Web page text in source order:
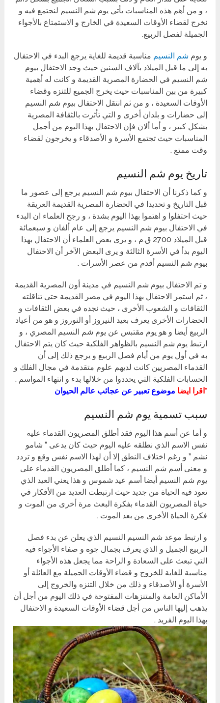
، و من أهم هذه المناسبات يأتي يوم شم النسيم لنجتمع فيه و
نخرج لقضاء الأوقات السعيدة في الخارج و الاستمتاع بالأجواء
الجميلة لفصل الربيع.
و يوم شم النسيم مناسبة قديمة للغاية يرجع البدء في الاحتفال
به إلى ما قبل الميلاد بآلاف السنين حيث وجد الاحتفال بيوم
شم النسيم في الحضارة المصرية القديمة و كانت له أهمية
كبيرة من بين المناسبات حيث يخرج الجميع للتنزه وقضاء
الأوقات السعيدة ، و من ثم انتقل الاحتفال بيوم شم النسيم
إلى حضارات و بلدان أخرى و التي تأثرت بالثقافة المصرية
بشكل كبير ، و أما ألان فإن الاحتفال بهذا اليوم من أجمل
المناسبات حيث تجتمع الأسرة و الأصدقاء و يخرجون لقضاء
وقت ممتع .
تاريخ يوم شم النسيم
و كما ذكرنا أن الاحتفال بيوم شم النسيم يرجع إلى عصور ما
قبل التاريخ و تحديدا في الحضارة المصرية القديمة العريقة
حيث احتفلوا و اهتموا بهذا اليوم بشدة ، و رجح العلماء ان البدء
في الاحتفال بيوم شم النسيم يرجع إلى عام ألفان و سبعمائة
قبل الميلاد 2700 ق.م ، و يرى بعض العلماء أن الاحتفال بهذا
اليوم بدأ في الأسرة الثالثة و يرى البعض الآخر أن الاحتفال
بيوم شم النسيم أقدم من عصر الأسرات .
و تم الاحتفال بيوم شم النسيم في مدينة أون المصرية القديمة
، ثم استمر الاحتفال بهذا اليوم في مصر القديمة حتى تناقلته
الثقافات و الشعوب الأخرى ، حيث نجده في بعض الثقافات و
الحضارات الأخرى يعرف بعيد النيروز أو النوروز و هو من أعياد
الربيع أيضا و هو يوم مقتبس عن يوم شم النسيم المصري ، و
ارتبط يوم شم النسيم بالظواهر الفلكية حيث كان يتم الاحتفال
به في أول يوم من أيام فصل الربيع و يرجع ذلك إلى أن
القدماء المصريين كانت لديهم علوم متقدمة في مجال الفلك و
الحسابات الفلكية التي يحددوا من خلالها بدء و انتهاء المواسم .
*اقرا ايضا موضوع تعبير عن عجائب عالم الحيوان
سبب تسمية يوم شم النسيم
و أما عن أسم هذا اليوم فقد أطلق المصريون القدماء عليه
نفس الاسم الذي نطلقه عليه اليوم حيث كان يدعى ” شامو
نشم ” و رغم اختلاف النطق إلا أن لهذا الاسم نفس وقع و تردد
و معنى أسم شم النسيم ، كما أطلق المصريون القدماء على
يوم شم النسيم أيضا أسم عيد شموس و هذا يعني العيد الذي
تعود فيه الحياة من جديد حيث ارتبطت العديد من الأفكار في
حياة المصريون القدماء بفكرة البعث مرة أخرى من الموت و
فكرة الحياة الأخرى من بعد الموت .
و ارتبط موعد شم النسيم النسيم الذي يعلن عن بدء فصل
الربيع الجميل و الذي يعرف بجمال جوه و صفاء الأجواء فيه
التي تبعث على السعادة و الراحة مما يجعل هذه الأجواء
مناسبة للغاية للخروج و قضاء الأوقات الجميلة مع العائلة أو
الأسرة أو الأصدقاء و ذلك من خلال التنزه والخروج إلى
الأماكن العامة والمتنزهات المفتوحة في ذلك اليوم من أجل أن
يذهب إليها الناس من أجل قضاء الأوقات السعيدة و الاحتفال
بهذا اليوم الفريد .